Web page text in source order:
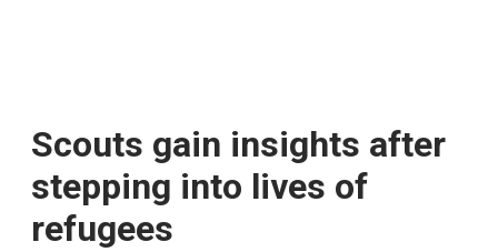
Scouts gain insights after
stepping into lives of
refugees